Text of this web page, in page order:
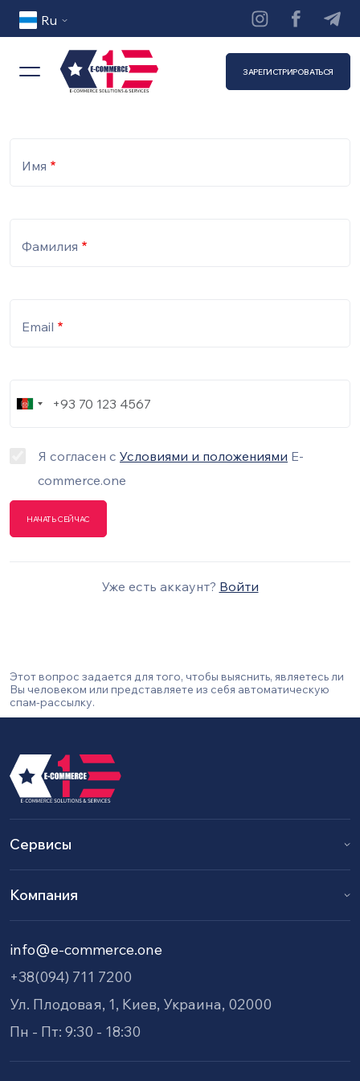
Перейти к основному содержанию
Ru
ЗАРЕГИСТРИРОВАТЬСЯ
Имя
Фамилия
Email
Условия и положения
Я согласен с Условиями и положениями E-
commerce.one
Уже есть аккаунт? Войти
Этот вопрос задается для того, чтобы выяснить, являетесь ли
Вы человеком или представляете из себя автоматическую
спам-рассылку.
Сервисы
Компания
info@e-commerce.one
+38(094) 711 7200
Ул. Плодовая, 1, Киев, Украина, 02000
Пн - Пт: 9:30 - 18:30